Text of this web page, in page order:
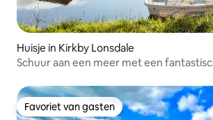
Huisje in Kirkby Lonsdale
Schuur aan een meer met een
Favoriet van gasten
Favoriet van gasten